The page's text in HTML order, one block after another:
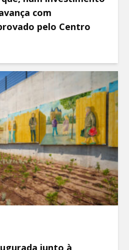
com
pelo Centro
junto à